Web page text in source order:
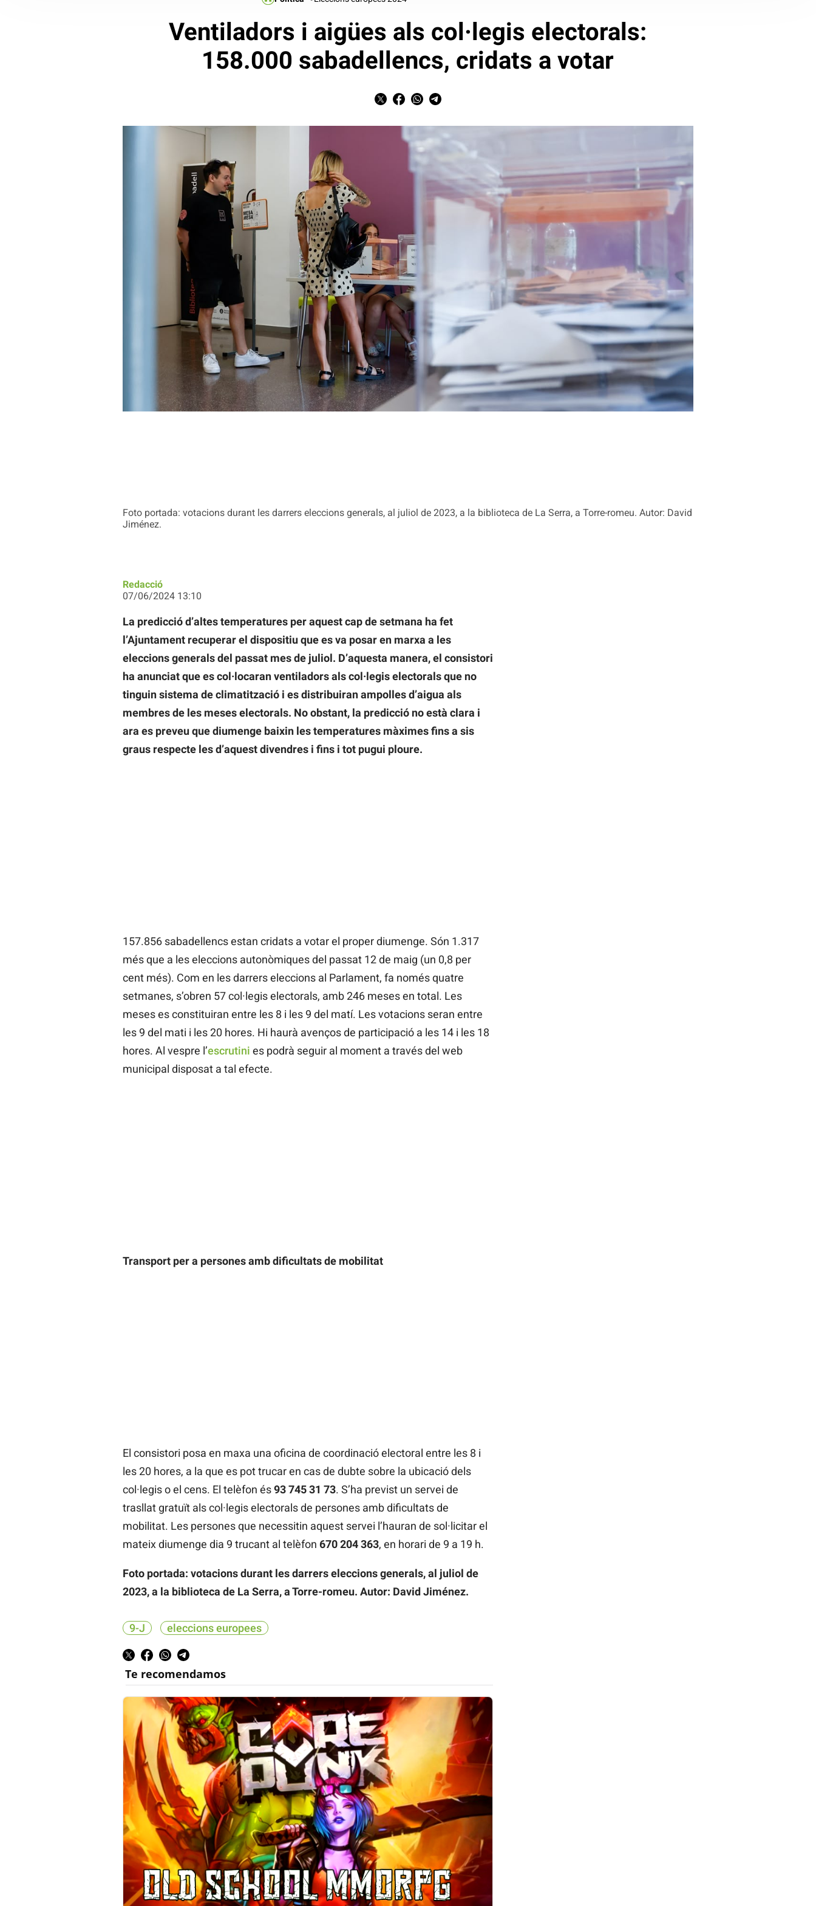
Foto portada: votacions durant les darrers eleccions generals, al juliol de 2023, a la biblioteca de La Serra, a Torre-romeu. Autor: David
Jiménez.
Ventiladors i aigües als col·legis electorals:
158.000 sabadellencs, cridats a votar
Redacció
07/06/2024 13:10
La predicció d’altes temperatures per aquest cap de setmana ha fet
l’Ajuntament recuperar el dispositiu que es va posar en marxa a les
eleccions generals del passat mes de juliol. D’aquesta manera, el consistori
ha anunciat que es col·locaran ventiladors als col·legis electorals que no
tinguin sistema de climatització i es distribuiran ampolles d’aigua als
membres de les meses electorals. No obstant, la predicció no està clara i
ara es preveu que diumenge baixin les temperatures màximes fins a sis
graus respecte les d’aquest divendres i fins i tot pugui ploure.
157.856 sabadellencs estan cridats a votar el proper diumenge. Són 1.317
més que a les eleccions autonòmiques del passat 12 de maig (un 0,8 per
cent més). Com en les darrers eleccions al Parlament, fa només quatre
setmanes, s’obren 57 col·legis electorals, amb 246 meses en total. Les
meses es constituiran entre les 8 i les 9 del matí. Les votacions seran entre
les 9 del mati i les 20 hores. Hi haurà avenços de participació a les 14 i les 18
hores. Al vespre l’escrutini es podrà seguir al moment a través del web
municipal disposat a tal efecte.
Transport per a persones amb dificultats de mobilitat
El consistori posa en maxa una oficina de coordinació electoral entre les 8 i
les 20 hores, a la que es pot trucar en cas de dubte sobre la ubicació dels
col·legis o el cens. El telèfon és93 745 31 73. S’ha previst un servei de
trasllat gratuït als col·legis electorals de persones amb dificultats de
mobilitat. Les persones que necessitin aquest servei l’hauran de sol·licitar el
mateix diumenge dia 9 trucant al telèfon 670 204 363, en horari de 9 a 19 h.
Foto portada: votacions durant les darrers eleccions generals, al juliol de
2023, a la biblioteca de La Serra, a Torre-romeu. Autor: David Jiménez.
9-J eleccions europees
Te recomendamos